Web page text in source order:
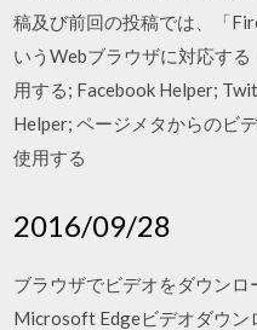
稿及び前回の投稿では、「
いうWebブラウザに対応す
用する; Facebook Helper;
Helper; ページメタからのビ
使用する
2016/09/28
ブラウザでビデオをダウンロ
Microsoft Edgeビデオダウン